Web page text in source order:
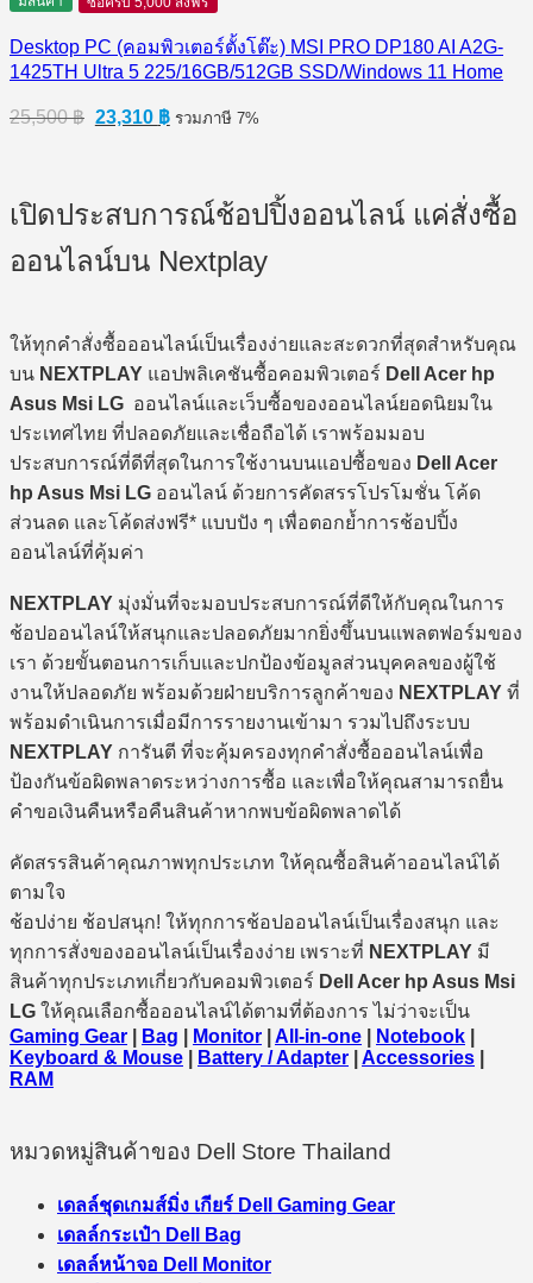
Desktop PC (คอมพิวเตอร์ตั้งโต๊ะ) MSI PRO DP180 AI A2G-
1425TH Ultra 5 225/16GB/512GB SSD/Windows 11 Home
25,500฿ Original
price
23,310 ฿Current
price
รวมภาษี 7%
เปิดประสบการณ์ช้อปปิ้งออนไลน์ แค่สั่งซื้อ
ออนไลน์บน Nextplay
ให้ทุกคำสั่งซื้อออนไลน์เป็นเรื่องง่ายและสะดวกที่สุดสำหรับคุณ
บน NEXTPLAY แอปพลิเคชันซื้อคอมพิวเตอร์ Dell Acer hp
Asus Msi LG ออนไลน์และเว็บซื้อของออนไลน์ยอดนิยมใน
ประเทศไทย ที่ปลอดภัยและเชื่อถือได้ เราพร้อมมอบ
ประสบการณ์ที่ดีที่สุดในการใช้งานบนแอปซื้อของ Dell Acer
hp Asus Msi LG ออนไลน์ ด้วยการคัดสรรโปรโมชั่น โค้ด
ส่วนลด และโค้ดส่งฟรี* แบบปัง ๆ เพื่อตอกย้ำการช้อปปิ้ง
ออนไลน์ที่คุ้มค่า
NEXTPLAY มุ่งมั่นที่จะมอบประสบการณ์ที่ดีให้กับคุณในการ
ช้อปออนไลน์ให้สนุกและปลอดภัยมากยิ่งขึ้นบนแพลตฟอร์มของ
เรา ด้วยขั้นตอนการเก็บและปกป้องข้อมูลส่วนบุคคลของผู้ใช้
งานให้ปลอดภัย พร้อมด้วยฝ่ายบริการลูกค้าของ NEXTPLAY ที่
พร้อมดำเนินการเมื่อมีการรายงานเข้ามา รวมไปถึงระบบ
NEXTPLAY การันตี ที่จะคุ้มครองทุกคำสั่งซื้อออนไลน์เพื่อ
ป้องกันข้อผิดพลาดระหว่างการซื้อ และเพื่อให้คุณสามารถยื่น
คำขอเงินคืนหรือคืนสินค้าหากพบข้อผิดพลาดได้
คัดสรรสินค้าคุณภาพทุกประเภท ให้คุณซื้อสินค้าออนไลน์ได้
ตามใจ
ช้อปง่าย ช้อปสนุก! ให้ทุกการช้อปออนไลน์เป็นเรื่องสนุก และ
ทุกการสั่งของออนไลน์เป็นเรื่องง่าย เพราะที่ NEXTPLAY มี
สินค้าทุกประเภทเกี่ยวกับคอมพิวเตอร์ Dell Acer hp Asus Msi
LG ให้คุณเลือกซื้อออนไลน์ได้ตามที่ต้องการ ไม่ว่าจะเป็น
Gaming Gear
Bag Monitor All-in-one Notebook
Keyboard & Mouse
Battery / Adapter Accessories
RAM
หมวดหมู่สินค้าของ Dell Store Thailand
เดลล์ชุดเกมส์มิ่ง เกียร์ Dell Gaming Gear
เดลล์กระเป๋า Dell Bag
เดลล์หน้าจอ Dell Monitor